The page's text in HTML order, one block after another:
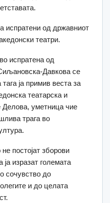
испратени од државниот
театри.
испратена од
Давкова се
ја примив веста за
театарска и
Делова, уметница чие
трага во
постојат зборови
изразат големата
сочувство до
и до целата